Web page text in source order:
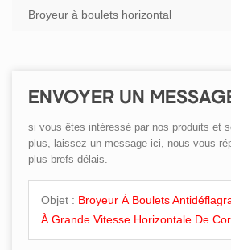
Broyeur à boulets horizontal
ENVOYER UN
si vous êtes intéressé par nos produits et
plus, laissez un message ici, nous vous
plus brefs délais.
Objet : Broyeur À Boulets
À Grande Vitesse Horizontale De